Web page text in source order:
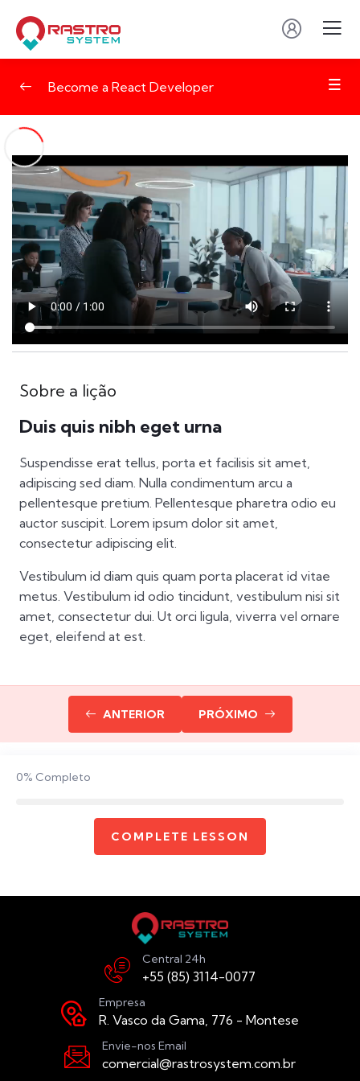
Become a React Developer
Sobre a lição
Duis quis nibh eget urna
Suspendisse erat tellus, porta et facilisis sit amet,
adipiscing sed diam. Nulla condimentum arcu a
pellentesque pretium. Pellentesque pharetra odio eu
auctor suscipit. Lorem ipsum dolor sit amet,
consectetur adipiscing elit.
Vestibulum id diam quis quam porta placerat id vitae
metus. Vestibulum id odio tincidunt, vestibulum nisi sit
amet, consectetur dui. Ut orci ligula, viverra vel ornare
eget, eleifend at est.
ANTERIOR PRÓXIMO
0% Completo
COMPLETE LESSON
Central 24h
+55 (85) 3114-0077
Empresa
R. Vasco da Gama, 776 - Montese
Envie-nos Email
comercial@rastrosystem.com.br